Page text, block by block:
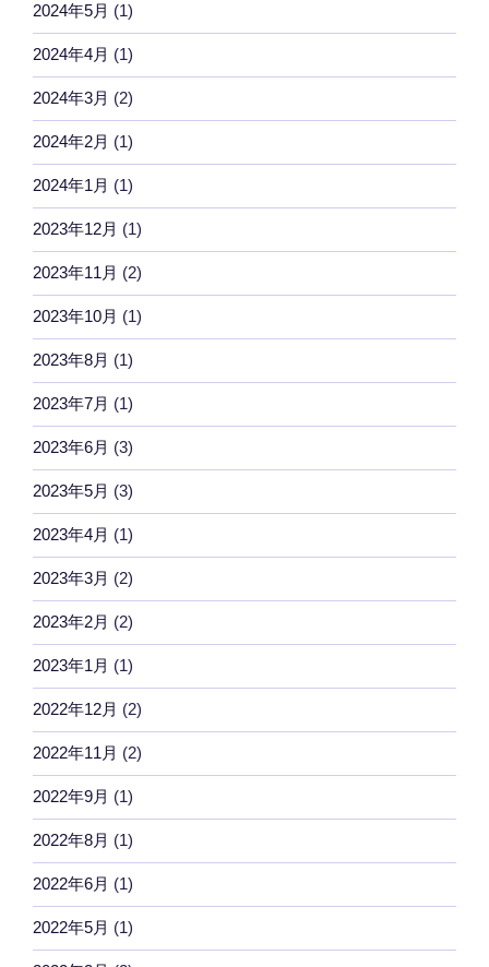
2024年5月 (1)
2024年4月 (1)
2024年3月 (2)
2024年2月 (1)
2024年1月 (1)
2023年12月 (1)
2023年11月 (2)
2023年10月 (1)
2023年8月 (1)
2023年7月 (1)
2023年6月 (3)
2023年5月 (3)
2023年4月 (1)
2023年3月 (2)
2023年2月 (2)
2023年1月 (1)
2022年12月 (2)
2022年11月 (2)
2022年9月 (1)
2022年8月 (1)
2022年6月 (1)
2022年5月 (1)